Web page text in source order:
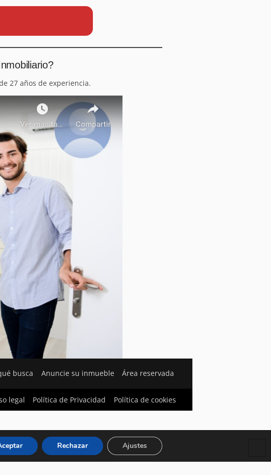
27 años de experiencia.
busca Anuncie su inmueble Área reservada
legal Política de Privacidad Política de cookies
Rechazar Ajustes